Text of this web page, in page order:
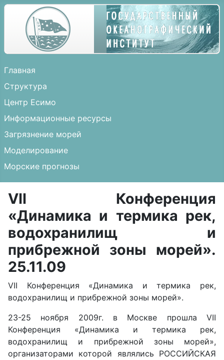
Главная
Структура
Центр Есимо
Информационные ресурсы
Загрязнение морей
Моделирование
Морские прогнозы
VII Конференция
«Динамика и термика рек,
водохранилищ и
прибрежной зоны морей».
25.11.09
VII Конференция «Динамика и термика рек,
водохранилищ и прибрежной зоны морей».
23-25 ноября 2009г. в Москве прошла VII
Конференция «Динамика и термика рек,
водохранилищ и прибрежной зоны морей»,
организаторами которой являлись РОССИЙСКАЯ